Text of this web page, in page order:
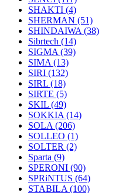
SHAKTI (4)
SHERMAN (51)
SHINDAIWA (38)
Sibrtech (14)
SIGMA (39)
SIMA (13)
SIRI (132)
SIRL (18)
SIRTE (5)
SKIL (49)
SOKKIA (14)
SOLA (206)
SOLLEO (1)
SOLTER (2)
Sparta (9)
SPERONI (90)
SPRiNTUS (64)
STABILA (100)